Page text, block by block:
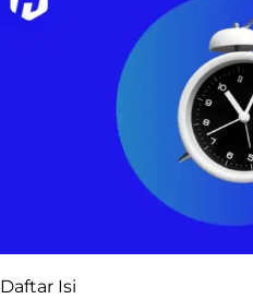
Daftar Isi